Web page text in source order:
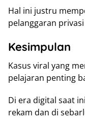
Hal ini justru
pelanggaran
Kesimpulan
Kasus viral yang
pelajaran penting
Di era digital saat
rekam dan di